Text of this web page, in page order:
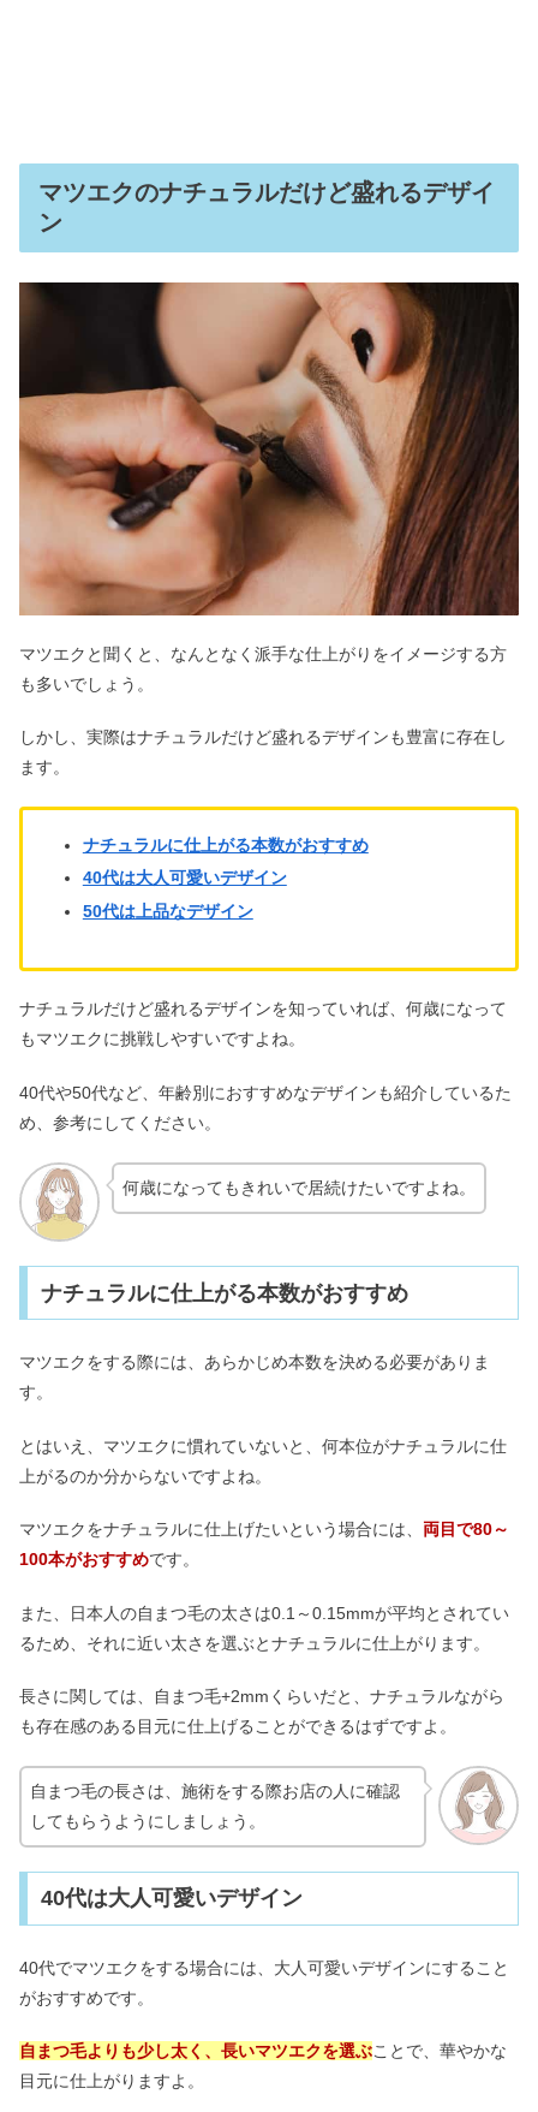
マツエクのナチュラルだけど盛れるデザイ
ン
マツエクと聞くと、なんとなく派手な仕上がりをイメージする方
も多いでしょう。
しかし、実際はナチュラルだけど盛れるデザインも豊富に存在し
ます。
ナチュラルに仕上がる本数がおすすめ
40代は大人可愛いデザイン
50代は上品なデザイン
ナチュラルだけど盛れるデザインを知っていれば、何歳になって
もマツエクに挑戦しやすいですよね。
40代や50代など、年齢別におすすめなデザインも紹介しているた
め、参考にしてください。
何歳になってもきれいで居続けたいですよね。
ナチュラルに仕上がる本数がおすすめ
マツエクをする際には、あらかじめ本数を決める必要がありま
す。
とはいえ、マツエクに慣れていないと、何本位がナチュラルに仕
上がるのか分からないですよね。
マツエクをナチュラルに仕上げたいという場合には、 両目で80～
100本がおすすめです。
また、日本人の自まつ毛の太さは0.1～0.15mmが平均とされてい
るため、それに近い太さを選ぶとナチュラルに仕上がります。
長さに関しては、自まつ毛+2mmくらいだと、ナチュラルながら
も存在感のある目元に仕上げることができるはずですよ。
自まつ毛の長さは、施術をする際お店の人に確認
してもらうようにしましょう。
40代は大人可愛いデザイン
40代でマツエクをする場合には、大人可愛いデザインにすること
がおすすめです。
自まつ毛よりも少し太く、長いマツエクを選ぶことで、華やかな
目元に仕上がりますよ。